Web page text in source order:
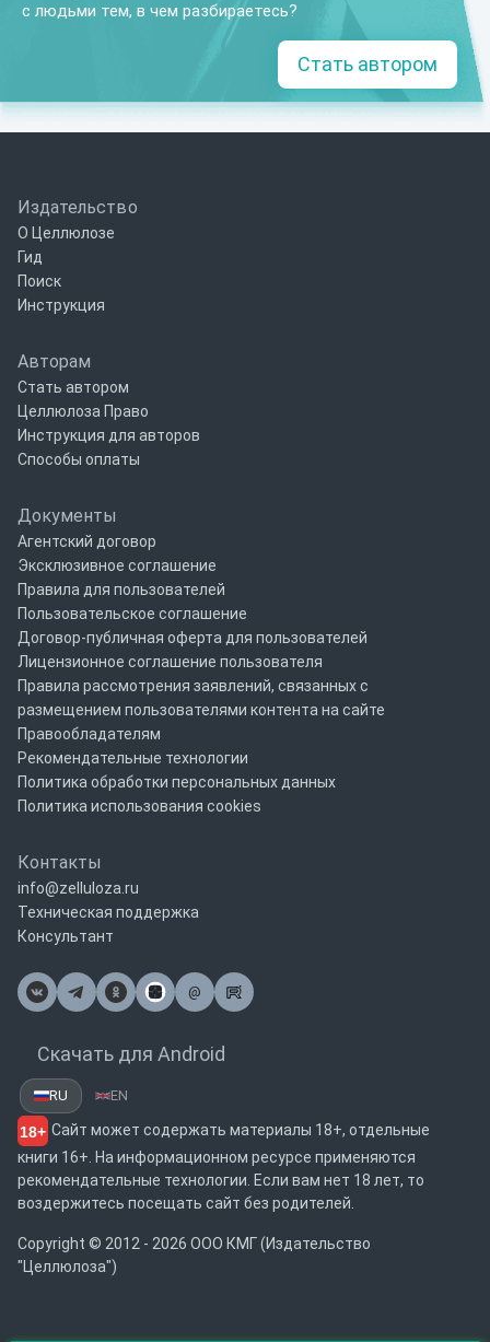
с людьми тем, в чем разбираетесь?
Стать автором
Издательство
О Целлюлозе
Гид
Поиск
Инструкция
Авторам
Стать автором
Целлюлоза Право
Инструкция для авторов
Способы оплаты
Документы
Агентский договор
Эксклюзивное соглашение
Правила для пользователей
Пользовательское соглашение
Договор-публичная оферта для пользователей
Лицензионное соглашение пользователя
Правила рассмотрения заявлений, связанных с
размещением пользователями контента на сайте
Правообладателям
Рекомендательные технологии
Политика обработки персональных данных
Политика использования cookies
Контакты
info@zelluloza.ru
Техническая поддержка
Консультант
@
Почта
Скачать для Android
RU EN
18+ Сайт может содержать материалы 18+, отдельные
книги 16+. На информационном ресурсе применяются
рекомендательные технологии. Если вам нет 18 лет, то
воздержитесь посещать сайт без родителей.
Copyright © 2012 - 2026 ООО КМГ (Издательство
"Целлюлоза")